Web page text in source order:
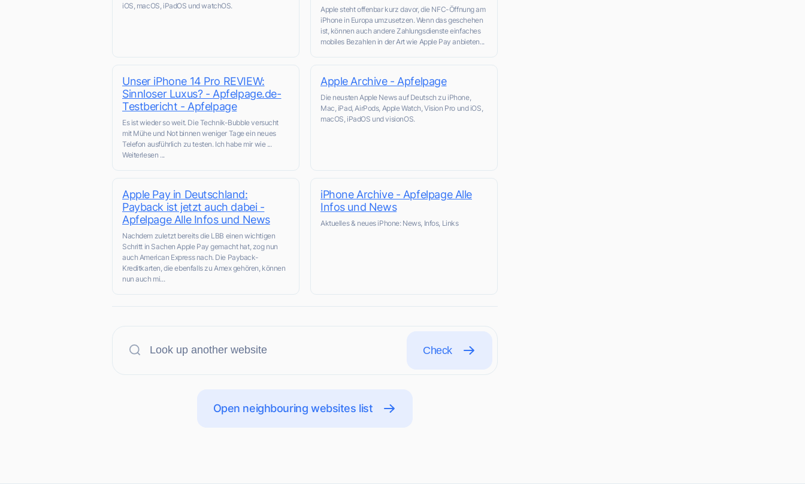
iOS, macOS, iPadOS und watchOS.
Apple steht offenbar kurz davor, die NFC-Öffnung am
iPhone in Europa umzusetzen. Wenn das geschehen
ist, können auch andere Zahlungsdienste einfaches
mobiles Bezahlen in der Art wie Apple Pay anbieten...
Unser iPhone 14 Pro REVIEW:
Sinnloser Luxus? - Apfelpage.de-
Testbericht - Apfelpage
Es ist wieder so weit. Die Technik-Bubble versucht
mit Mühe und Not binnen weniger Tage ein neues
Telefon ausführlich zu testen. Ich habe mir wie ...
Weiterlesen ...
Apple Archive - Apfelpage
Die neusten Apple News auf Deutsch zu iPhone,
Mac, iPad, AirPods, Apple Watch, Vision Pro und iOS,
macOS, iPadOS und visionOS.
Apple Pay in Deutschland:
Payback ist jetzt auch dabei -
Apfelpage Alle Infos und News
Nachdem zuletzt bereits die LBB einen wichtigen
Schritt in Sachen Apple Pay gemacht hat, zog nun
auch American Express nach. Die Payback-
Kreditkarten, die ebenfalls zu Amex gehören, können
nun auch mi...
iPhone Archive - Apfelpage Alle
Infos und News
Aktuelles & neues iPhone: News, Infos, Links
Check
Open neighbouring websites list